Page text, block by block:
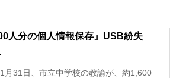
人分の個人情報保存』USB紛失
月31日、市立中学校の教諭が、約1,600